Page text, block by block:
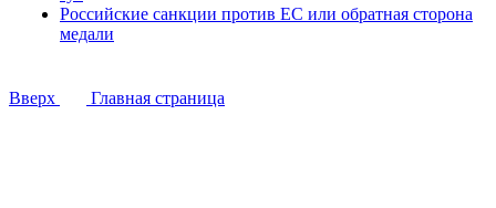
Российские санкции против ЕС или обратная сторона
медали
Вверх Главная страница